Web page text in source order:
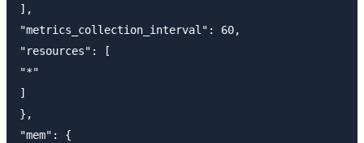
],
"metrics_collection_interval": 60,
"resources": [
"*"
]
},
"mem": {